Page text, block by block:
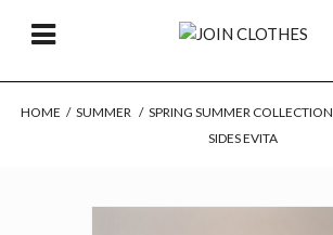
HOME / SUMMER / SPRING SUMMER COLLECTION
SIDES EVITA